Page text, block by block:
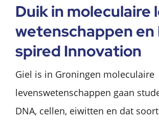
Duik in
we­ten­schap­pen
spi­red In­no­va­ti­on
Giel is in Groningen moleculaire
levenswetenschappen gaan
DNA, cellen, eiwitten en dat